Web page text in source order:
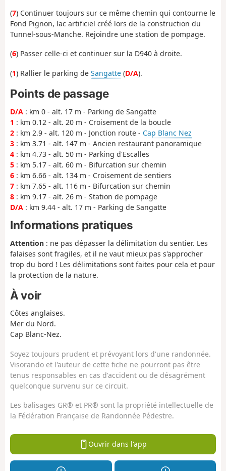
(7) Continuer toujours sur ce même chemin qui contourne le
Fond Pignon, lac artificiel créé lors de la construction du
Tunnel-sous-Manche. Rejoindre une station de pompage.
(6) Passer celle-ci et continuer sur la D940 à droite.
(1) Rallier le parking de Sangatte (D/A).
Points de passage
D/A : km 0 - alt. 17 m - Parking de Sangatte
1 : km 0.12 - alt. 20 m - Croisement de la boucle
2 : km 2.9 - alt. 120 m - Jonction route - Cap Blanc Nez
3 : km 3.71 - alt. 147 m - Ancien restaurant panoramique
4 : km 4.73 - alt. 50 m - Parking d'Escalles
5 : km 5.17 - alt. 60 m - Bifurcation sur chemin
6 : km 6.66 - alt. 134 m - Croisement de sentiers
7 : km 7.65 - alt. 116 m - Bifurcation sur chemin
8 : km 9.17 - alt. 26 m - Station de pompage
D/A : km 9.44 - alt. 17 m - Parking de Sangatte
Informations pratiques
Attention : ne pas dépasser la délimitation du sentier. Les
falaises sont fragiles, et il ne vaut mieux pas s'approcher
trop du bord ! Les délimitations sont faites pour cela et pour
la protection de la nature.
À voir
Côtes anglaises.
Mer du Nord.
Cap Blanc-Nez.
Soyez toujours prudent et prévoyant lors d'une randonnée.
Visorando et l'auteur de cette fiche ne pourront pas être
tenus responsables en cas d'accident ou de désagrément
quelconque survenu sur ce circuit.
Les balisages GR® et PR® sont la propriété intellectuelle de
la Fédération Française de Randonnée Pédestre.
Ouvrir dans l'app